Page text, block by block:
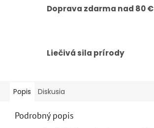
Doprava zdarma nad 80 €
Liečivá sila prírody
Popis Diskusia
Podrobný popis